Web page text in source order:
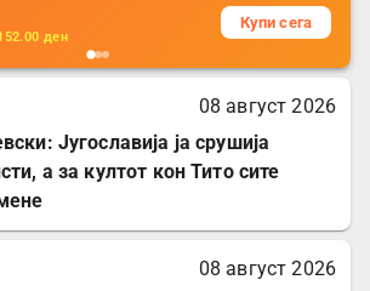
ден
Купи сега
08 август 2026
Југославија ја срушија
а за култот кон Тито сите
08 август 2026